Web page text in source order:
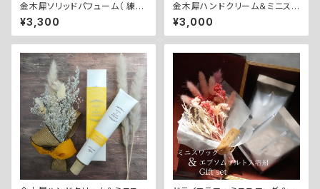
金木犀ソリッドパフューム（ 練り
香水 ) &ミニスワッグ [ ホワイト
] ギフトセット
¥3,300
金木犀ハンドクリーム＆ミニスワ
ッグ [ ホワイト]
¥3,000